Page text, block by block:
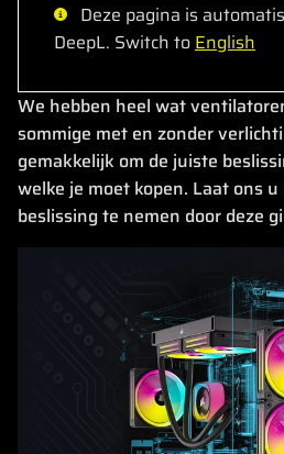
Deze pagina is
DeepL. Switch toEnglish
We hebben heel wat
sommige met en zonder
gemakkelijk om de juiste
welke je moet kopen. Laat ons
beslissing te nemen door deze